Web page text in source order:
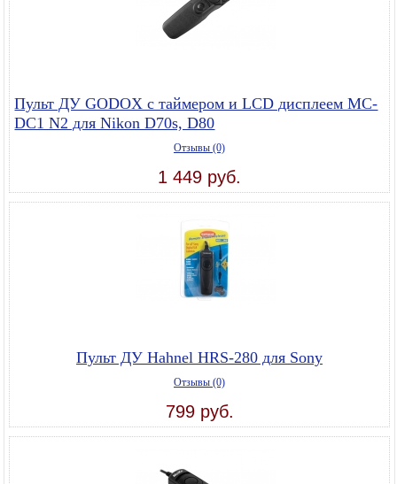
Пульт ДУ GODOX с таймером и LCD дисплеем MC-
DC1 N2 для Nikon D70s, D80
Отзывы (0)
1 449 руб.
Пульт ДУ Hahnel HRS-280 для Sony
Отзывы (0)
799 руб.